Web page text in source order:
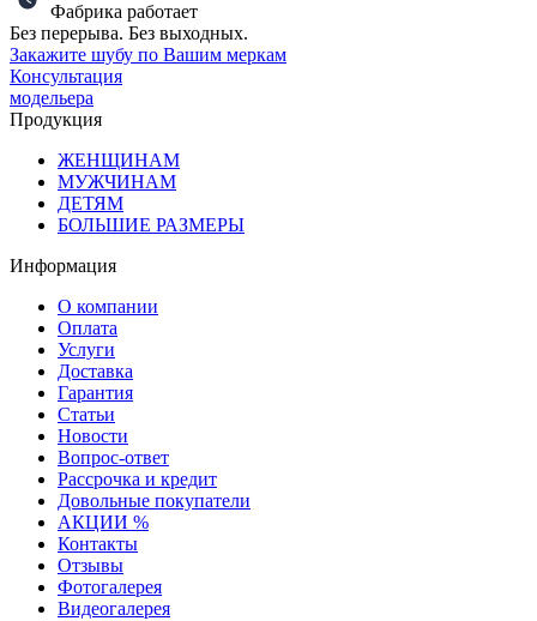
Фабрика работает
Без перерыва. Без выходных.
Закажите шубу по Вашим меркам
Консультация
модельера
Продукция
ЖЕНЩИНАМ
МУЖЧИНАМ
ДЕТЯМ
БОЛЬШИЕ РАЗМЕРЫ
Информация
О компании
Оплата
Услуги
Доставка
Гарантия
Статьи
Новости
Вопрос-ответ
Рассрочка и кредит
Довольные покупатели
АКЦИИ %
Контакты
Отзывы
Фотогалерея
Видеогалерея